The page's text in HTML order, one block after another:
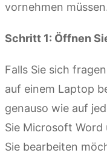
vornehmen
Schritt 1: Öffnen
Falls Sie sich
auf einem Laptop
genauso wie auf
Sie Microsoft Word
Sie bearbeiten